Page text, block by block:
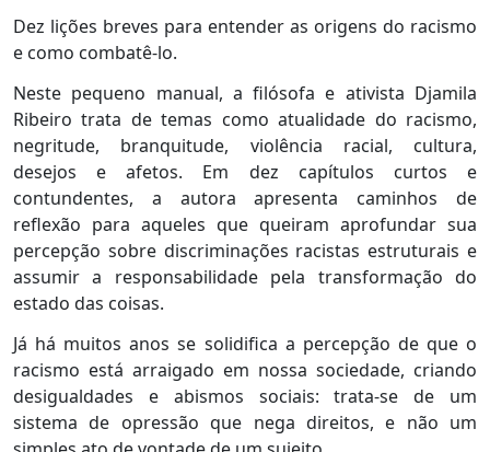
Dez lições breves para entender as origens do racismo
e como combatê-lo.
Neste pequeno manual, a filósofa e ativista Djamila
Ribeiro trata de temas como atualidade do racismo,
negritude, branquitude, violência racial, cultura,
desejos e afetos. Em dez capítulos curtos e
contundentes, a autora apresenta caminhos de
reflexão para aqueles que queiram aprofundar sua
percepção sobre discriminações racistas estruturais e
assumir a responsabilidade pela transformação do
estado das coisas.
Já há muitos anos se solidifica a percepção de que o
racismo está arraigado em nossa sociedade, criando
desigualdades e abismos sociais: trata-se de um
sistema de opressão que nega direitos, e não um